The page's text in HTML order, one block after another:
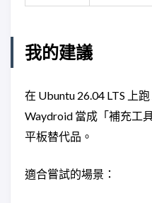
我的建議
在 Ubuntu 26.04 LTS 上
Waydroid 當成「補充工
平板替代品。
適合嘗試的場景：